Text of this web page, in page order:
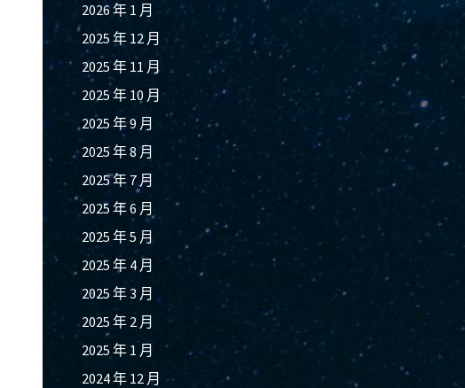
2026 年 1 月
2025 年 12 月
2025 年 11 月
2025 年 10 月
2025 年 9 月
2025 年 8 月
2025 年 7 月
2025 年 6 月
2025 年 5 月
2025 年 4 月
2025 年 3 月
2025 年 2 月
2025 年 1 月
2024 年 12 月